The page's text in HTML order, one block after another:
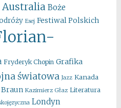
Australia Boże
Esej Festiwal Polskich
Fryderyk Chopin Grafika
światowa Jazz Kanada
Kazimierz Głaz Literatura
Londyn